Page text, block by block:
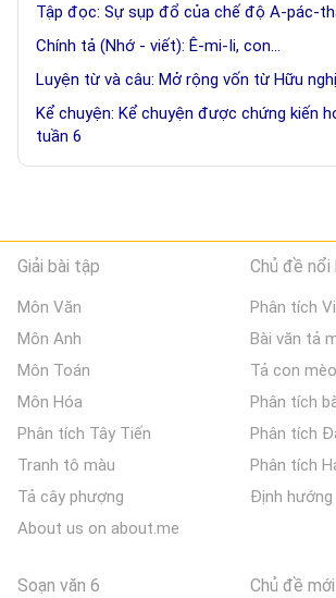
Tập đọc: Sự sụp đổ của chế độ A-pác-
Chính tả (Nhớ - viết): Ê-mi-Ii, con...
Luyện từ và câu: Mở rộng vốn từ Hữu
Kể chuyện: Kể chuyện được chứng kiến
tuần 6
Giải bài tập
Môn Văn
Môn Anh
Môn Toán
Môn Hóa
Phân tích Tây Tiến
Tranh tô màu
Tả cây phượng
About us on about.me
Chủ đề nổi
Phân tích
Bài văn tả
Tả con mèo
Phân tích
Phân tích
Phân tích
Định hướng
Soạn văn 6 Chủ đề mới